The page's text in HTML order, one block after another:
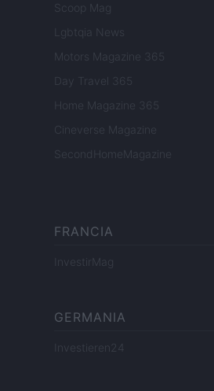
Scoop Mag
Lgbtqia News
Motors Magazine 365
Day Travel 365
Home Magazine 365
Cineverse Magazine
SecondHomeMagazine
FRANCIA
InvestirMag
GERMANIA
Investieren24